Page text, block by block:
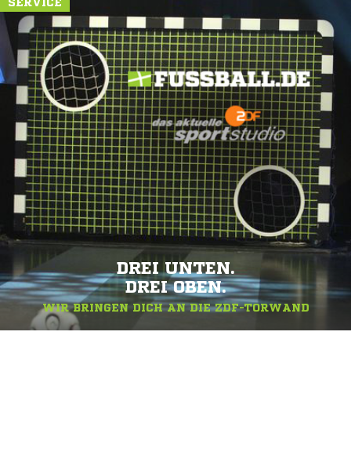
SERVICE
DREI UNTEN.
DREI OBEN.
WIR BRINGEN DICH AN DIE ZDF-TORWAND